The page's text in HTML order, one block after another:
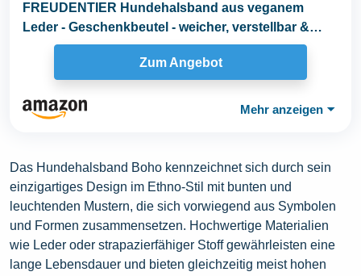
FREUDENTIER Hundehalsband aus veganem
Leder - Geschenkbeutel - weicher, verstellbar &
robust...
Zum Angebot
Mehr anzeigen ⏷
Das Hundehalsband Boho kennzeichnet sich durch sein
einzigartiges Design im Ethno-Stil mit bunten und
leuchtenden Mustern, die sich vorwiegend aus Symbolen
und Formen zusammensetzen. Hochwertige Materialien
wie Leder oder strapazierfähiger Stoff gewährleisten eine
lange Lebensdauer und bieten gleichzeitig meist hohen